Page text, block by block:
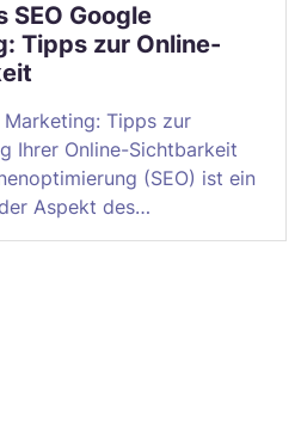
SEO Google
Tipps zur Online-
Marketing: Tipps zur
Ihrer Online-Sichtbarkeit
(SEO) ist ein
Aspekt des…